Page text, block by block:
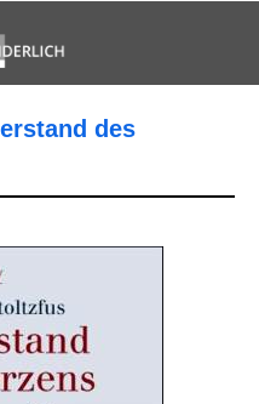
des